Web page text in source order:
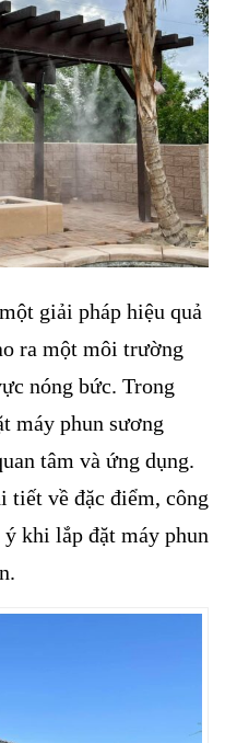
giải pháp hiệu quả
ra một môi trường
nóng bức. Trong
máy phun sương
tâm và ứng dụng.
tiết về đặc điểm, công
khi lắp đặt máy phun